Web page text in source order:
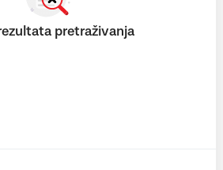
pretraživanja